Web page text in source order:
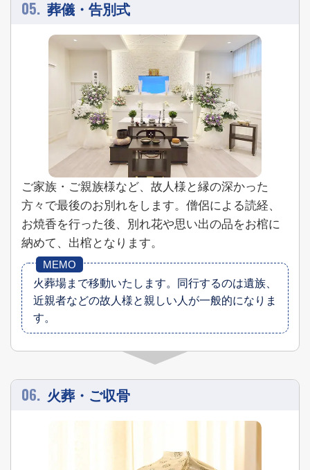
05. 葬儀・告別式
ご家族・ご親族様など、故人様と縁の深かった
方々で最後のお別れをします。僧侶による読経、
お焼香を行った後、別れ花や思い出の品をお棺に
納めて、出棺となります。
火葬場まで移動いたします。
同行するのは遺族、
近親者などの故人様と親しい人が一般的になりま
す。
06. 火葬・ご収骨